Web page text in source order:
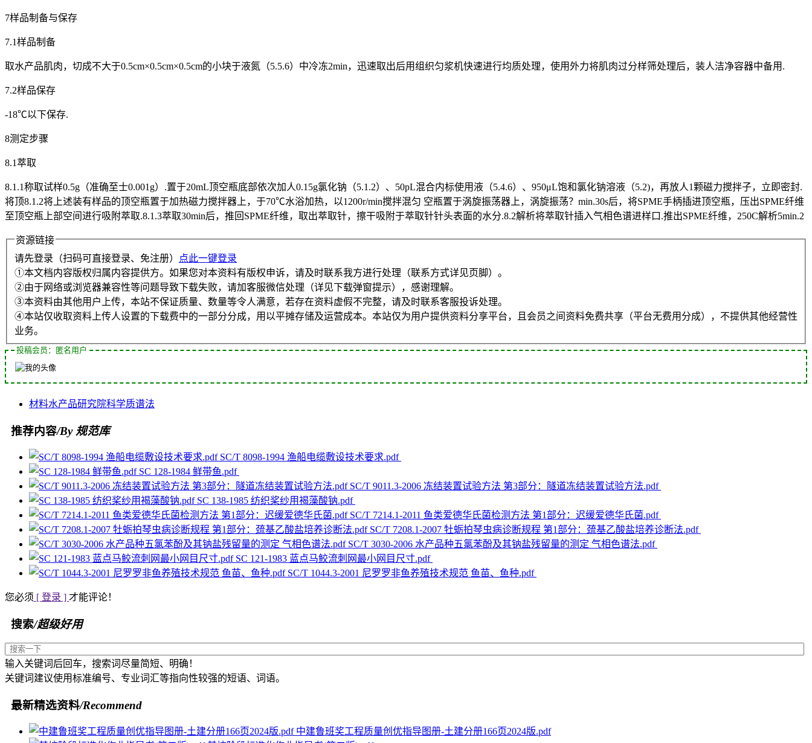
7样品制备与保存
7.1样品制备
取水产品肌肉，切成不大于0.5cm×0.5cm×0.5cm的小块于液氮（5.5.6）中冷冻2min，迅速取出后用组织匀浆机快速进行均质处理，使用外力将肌肉过分样筛处理后，装人洁净容器中备用.
7.2样品保存
-18℃以下保存.
8测定步骤
8.1萃取
8.1.1称取试样0.5g（准确至士0.001g）.置于20mL顶空瓶底部依次加人0.15g氯化钠（5.1.2）、50pL混合内标使用液（5.4.6）、950μL饱和氯化钠溶液（5.2)，再放人1颗磁力搅拌子，立即密封.
将顶8.1.2将上述装有样品的顶空瓶置于加热磁力搅拌器上，于70℃水浴加热，以1200r/min搅拌混匀 空瓶置于涡旋振荡器上，涡旋振荡？min.30s后，将SPME手柄插进顶空瓶，压出SPME纤维
至顶空瓶上部空间进行吸附萃取.8.1.3萃取30min后，推回SPME纤维，取出萃取针，擦干吸附于萃取针针头表面的水分.8.2解析将萃取针插入气相色谱进样口.推出SPME纤维，250C解析5min.2
资源链接
请先登录（扫码可直接登录、免注册）
点此一键登录
①本文档内容版权归属内容提供方。如果您对本资料有版权申诉，请及时联系我方进行处理（联系方式详见页脚）。
②由于网络或浏览器兼容性等问题导致下载失败，请加客服微信处理（详见下载弹窗提示），感谢理解。
③本资料由其他用户上传，本站不保证质量、数量等令人满意，若存在资料虚假不完整，请及时联系客服投诉处理。
④本站仅收取资料上传人设置的下载费中的一部分分成，用以平摊存储及运营成本。本站仅为用户提供资料分享平台，且会员之间资料免费共享（平台无费用分成），不提供其他经营性
业务。
投稿会员：匿名用户
材料水产品研究院科学质谱法
推荐内容/By 规范库
SC/T 8098-1994 渔船电缆敷设技术要求.pdf
SC 128-1984 鲜带鱼.pdf
SC/T 9011.3-2006 冻结装置试验方法 第3部分：隧道冻结装置试验方法.pdf
SC 138-1985 纺织桨纱用褐藻酸钠.pdf
SC/T 7214.1-2011 鱼类爱德华氏菌检测方法 第1部分：迟缓爱德华氏菌.pdf
SC/T 7208.1-2007 牡蛎拍琴虫病诊断规程 第1部分：巯基乙酸盐培养诊断法.pdf
SC/T 3030-2006 水产品种五氯苯酚及其钠盐残留量的测定 气相色谱法.pdf
SC 121-1983 蓝点马鲛流刺网最小网目尺寸.pdf
SC/T 1044.3-2001 尼罗罗非鱼养殖技术规范 鱼苗、鱼种.pdf
您必须 [ 登录 ] 才能评论！
搜索/超级好用
输入关键词后回车，搜索词尽量简短、明确！
关键词建议使用标准编号、专业词汇等指向性较强的短语、词语。
最新精选资料/Recommend
中建鲁班奖工程质量创优指导图册-土建分册166页2024版.pdf